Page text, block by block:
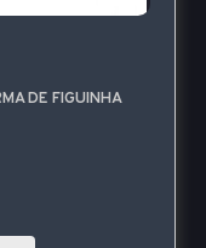
DE FIGUINHA